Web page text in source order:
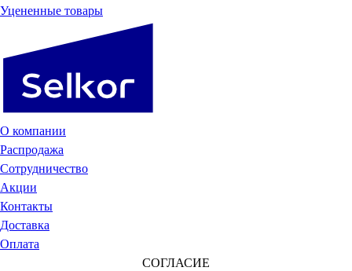
Уцененные товары
О компании
Распродажа
Сотрудничество
Акции
Контакты
Доставка
Оплата
СОГЛАСИЕ